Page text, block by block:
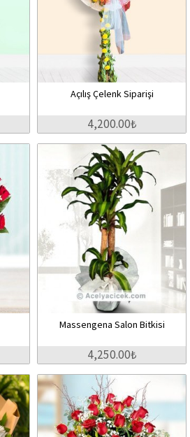
Açılış Çelenk Siparişi
4,200.00₺
Massengena Salon Bitkisi
4,250.00₺